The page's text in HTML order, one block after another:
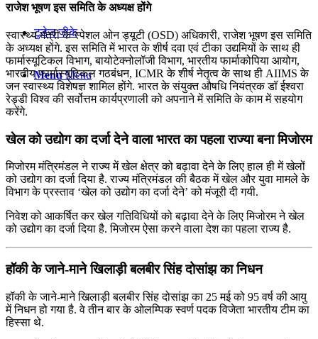
टुडेज जीके
Menu Menu
राजेश भूषण इस समिति के अध्यक्ष होंगे
स्वास्थ्य मंत्री के स्पेशल ओन ड्यूटी (OSD) अधिकारी, राजेश भूषण इस समिति
के अध्यक्ष होंगे. इस समिति में भारत के शीर्ष दवा एवं टीका उद्यमियों के साथ ही
फार्मास्यूटिकल विभाग, बायोटेक्नोलॉजी विभाग, भारतीय फार्माकोपिया आयोग,
भारतीय फार्मास्यूटिकल गठबंधन, ICMR के शीर्ष नेतृत्व के साथ ही AIIMS के
जन स्वास्थ्य विशेषज्ञ शामिल होंगे. भारत के संयुक्त औषधि नियंत्रक डॉ ईश्वरा
रेड्डी विश्व की सर्वोत्तम कार्यप्रणाली को अपनाने में समिति के काम में सहयोग
करेंगे.
खेल को उद्योग का दर्जा देने वाला भारत का पहला राज्या बना मिजोरम
मिजोरम मंत्रिमंडल ने राज्य में खेल क्षेत्र को बढ़ावा देने के लिए हाल ही में खेलों
को उद्योग का दर्जा दिया है. राज्य मंत्रिमंडल की बैठक में खेल और युवा मामले के
विभाग के प्रस्ताव ‘खेल को उद्योग का दर्जा देने’ को मंजूरी दी गयी.
निवेश को आकर्षित कर खेल गतिविधियों को बढ़ावा देने के लिए मिजोरम ने खेल
को उद्योग का दर्जा दिया है. मिजोरम ऐसा करने वाला देश का पहला राज्य है.
हॉकी के जाने-माने खिलाड़ी बलबीर सिंह दोसांझ का निधन
हॉकी के जाने-माने खिलाड़ी बलबीर सिंह दोसांझ का 25 मई को 95 वर्ष की आयु
में निधन हो गया है. वे तीन बार के ओलम्पिक स्‍वर्ण पदक विजेता भारतीय टीम का
हिस्सा थे.